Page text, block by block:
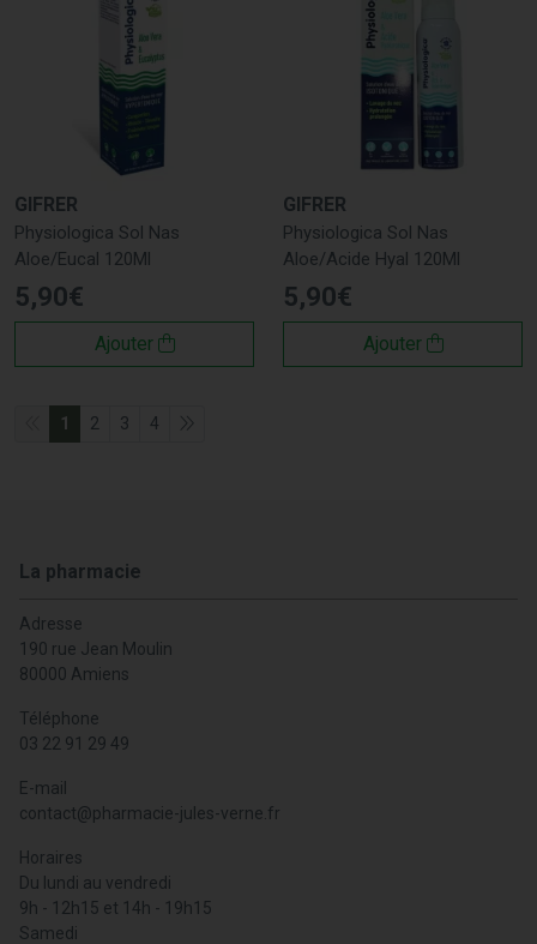
GIFRER
Physiologica Sol Nas
Aloe/Eucal 120Ml
5,90€
Ajouter
GIFRER
Physiologica Sol Nas
Aloe/Acide Hyal 120Ml
5,90€
Ajouter
1 2 3 4
La pharmacie
Adresse
190 rue Jean Moulin
80000 Amiens
Téléphone
03 22 91 29 49
E-mail
contact@pharmacie-jules-verne.fr
Horaires
Du lundi au vendredi
9h - 12h15 et 14h - 19h15
Samedi